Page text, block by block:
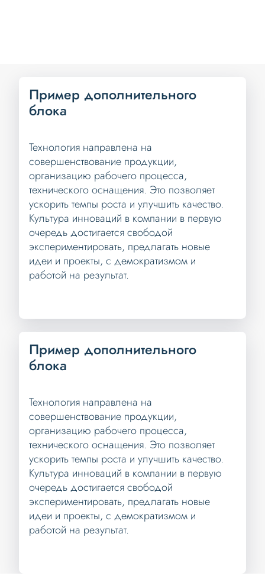
Пример дополнительного
блока
Технология направлена на
совершенствование продукции,
организацию рабочего процесса,
технического оснащения. Это позволяет
ускорить темпы роста и улучшить качество.
Культура инноваций в компании в первую
очередь достигается свободой
экспериментировать, предлагать новые
идеи и проекты, с демократизмом и
работой на результат.
Пример дополнительного
блока
Технология направлена на
совершенствование продукции,
организацию рабочего процесса,
технического оснащения. Это позволяет
ускорить темпы роста и улучшить качество.
Культура инноваций в компании в первую
очередь достигается свободой
экспериментировать, предлагать новые
идеи и проекты, с демократизмом и
работой на результат.